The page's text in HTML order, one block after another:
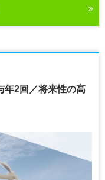
年2回／将来性の高